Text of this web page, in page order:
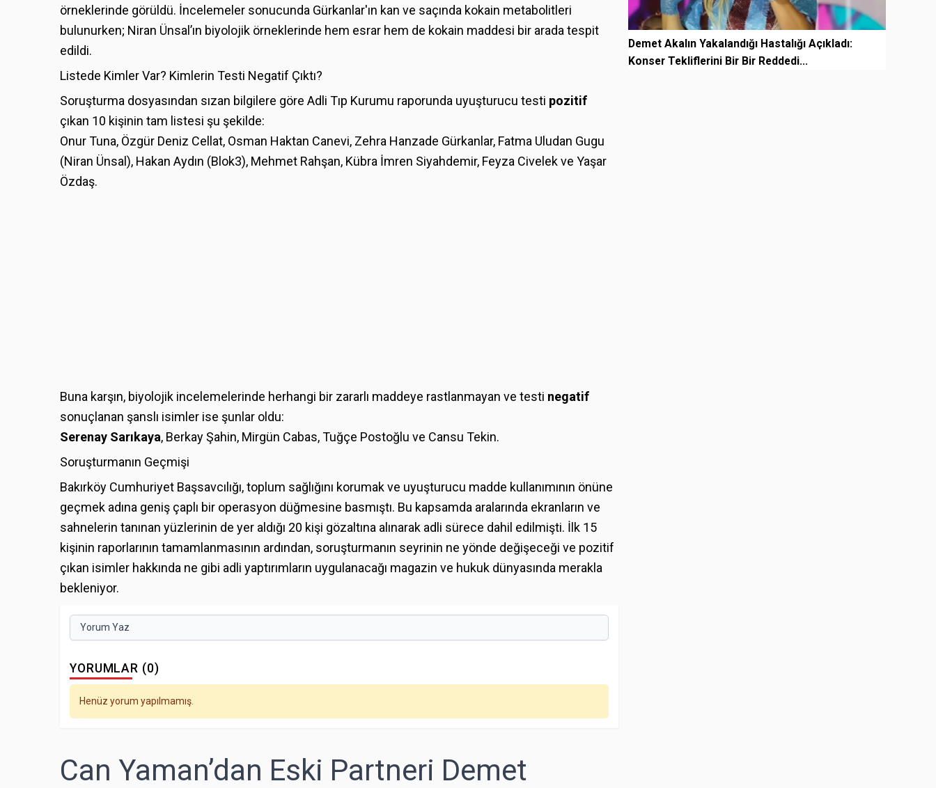
örneklerinde görüldü. İncelemeler sonucunda Gürkanlar'ın kan ve saçında kokain metabolitleri
bulunurken; Niran Ünsal’ın biyolojik örneklerinde hem esrar hem de kokain maddesi bir arada tespit
edildi.
Listede Kimler Var? Kimlerin Testi Negatif Çıktı?
Soruşturma dosyasından sızan bilgilere göre Adli Tıp Kurumu raporunda uyuşturucu testi pozitif
çıkan 10 kişinin tam listesi şu şekilde:
Onur Tuna, Özgür Deniz Cellat, Osman Haktan Canevi, Zehra Hanzade Gürkanlar, Fatma Uludan Gugu
(Niran Ünsal), Hakan Aydın (Blok3), Mehmet Rahşan, Kübra İmren Siyahdemir, Feyza Civelek ve Yaşar
Özdaş.
Buna karşın, biyolojik incelemelerinde herhangi bir zararlı maddeye rastlanmayan ve testi negatif
sonuçlanan şanslı isimler ise şunlar oldu:
Serenay Sarıkaya, Berkay Şahin, Mirgün Cabas, Tuğçe Postoğlu ve Cansu Tekin.
Soruşturmanın Geçmişi
Bakırköy Cumhuriyet Başsavcılığı, toplum sağlığını korumak ve uyuşturucu madde kullanımının önüne
geçmek adına geniş çaplı bir operasyon düğmesine basmıştı. Bu kapsamda aralarında ekranların ve
sahnelerin tanınan yüzlerinin de yer aldığı 20 kişi gözaltına alınarak adli sürece dahil edilmişti. İlk 15
kişinin raporlarının tamamlanmasının ardından, soruşturmanın seyrinin ne yönde değişeceği ve pozitif
çıkan isimler hakkında ne gibi adli yaptırımların uygulanacağı magazin ve hukuk dünyasında merakla
bekleniyor.
Yorum Yaz
YORUMLAR (0)
Henüz yorum yapılmamış.
Can Yaman’dan Eski Partneri Demet
Demet Akalın Yakalandığı Hastalığı Açıkladı:
Konser Tekliflerini Bir Bir Reddedi...